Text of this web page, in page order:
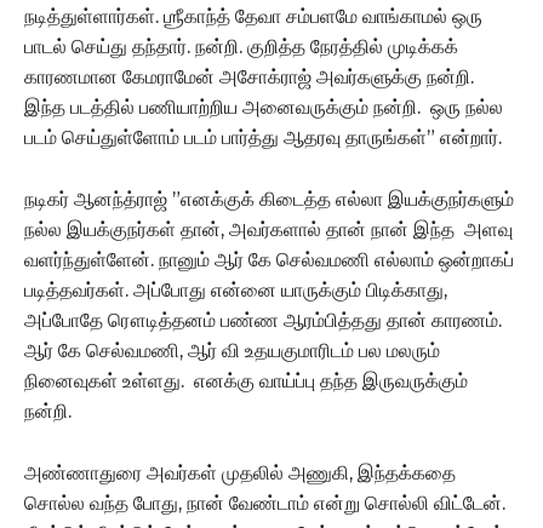
நடித்துள்ளார்கள். ஶ்ரீகாந்த் தேவா சம்பளமே வாங்காமல் ஒரு
பாடல் செய்து தந்தார். நன்றி. குறித்த நேரத்தில் முடிக்கக்
காரணமான கேமராமேன் அசோக்ராஜ் அவர்களுக்கு நன்றி.
இந்த படத்தில் பணியாற்றிய அனைவருக்கும் நன்றி. ஒரு நல்ல
படம் செய்துள்ளோம் படம் பார்த்து ஆதரவு தாருங்கள்” என்றார்.
நடிகர் ஆனந்த்ராஜ் ”எனக்குக் கிடைத்த எல்லா இயக்குநர்களும்
நல்ல இயக்குநர்கள் தான், அவர்களால் தான் நான் இந்த அளவு
வளர்ந்துள்ளேன். நானும் ஆர் கே செல்வமணி எல்லாம் ஒன்றாகப்
படித்தவர்கள். அப்போது என்னை யாருக்கும் பிடிக்காது,
அப்போதே ரௌடித்தனம் பண்ண ஆரம்பித்தது தான் காரணம்.
ஆர் கே செல்வமணி, ஆர் வி உதயகுமாரிடம் பல மலரும்
நினைவுகள் உள்ளது. எனக்கு வாய்ப்பு தந்த இருவருக்கும்
நன்றி.
அண்ணாதுரை அவர்கள் முதலில் அணுகி, இந்தக்கதை
சொல்ல வந்த போது, நான் வேண்டாம் என்று சொல்லி விட்டேன்.